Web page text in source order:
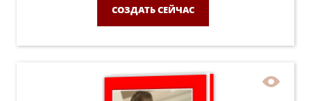
СОЗДАТЬ СЕЙЧАС